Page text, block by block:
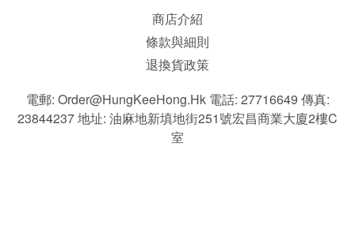
商店介紹
條款與細則
退換貨政策
電郵: Order@HungKeeHong.hk 電話: 27716649 傳真:
23844237 地址: 油麻地新填地街251號宏昌商業大廈2樓C
室